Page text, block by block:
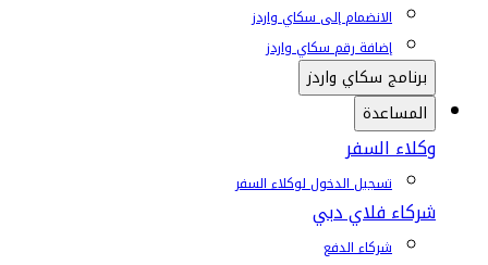
الانضمام إلى سكاي واردز
إضافة رقم سكاي واردز
برنامج سكاي واردز
المساعدة
وكلاء السفر
تسجيل الدخول لوكلاء السفر
شركاء فلاي دبي
شركاء الدفع